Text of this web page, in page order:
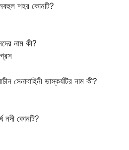
শহর কোনটি?
নাম কী?
সেনাবাহিনী ভাস্কর্যটির নাম কী?
নদী কোনটি?